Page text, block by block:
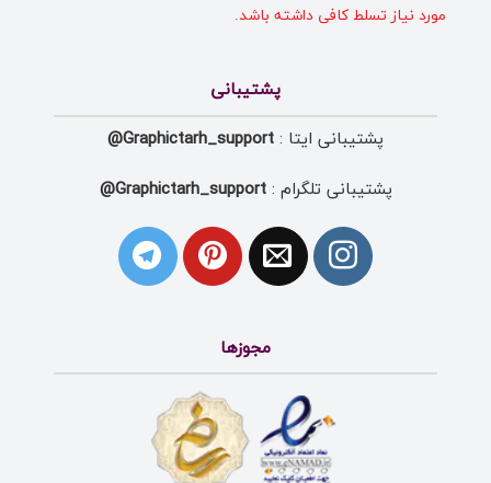
مورد نیاز تسلط کافی داشته باشد.
پشتیبانی
پشتیبانی ایتا : Graphictarh_support@
پشتیبانی تلگرام :Graphictarh_support@
مجوزها